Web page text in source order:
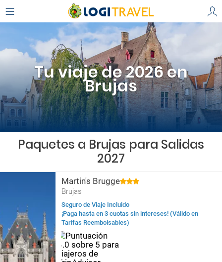
Tu viaje de 2026 en
Brujas
Paquetes a Brujas para Salidas
2027
Martin's Brugge
Brujas
Seguro de Viaje Incluido
¡Paga hasta en 3 cuotas sin intereses! (Válido en
Tarifas Reembolsables)